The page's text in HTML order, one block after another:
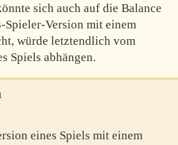
sich auch auf die Balance
Spieler-Version mit einem
würde letztendlich vom
Spiels abhängen.
eines Spiels mit einem